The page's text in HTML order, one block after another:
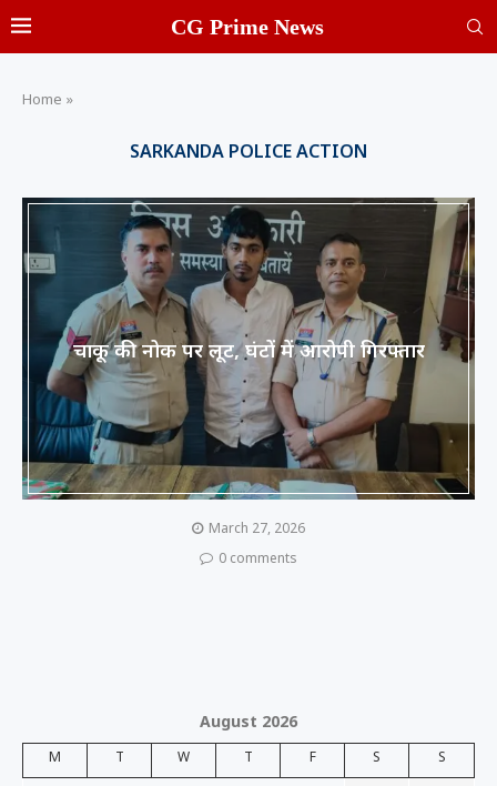
CG Prime News
Home »
SARKANDA POLICE ACTION
चाकू की नोक पर लूट, घंटों में आरोपी गिरफ्तार
March 27, 2026
0 comments
August 2026
M T W T F S S